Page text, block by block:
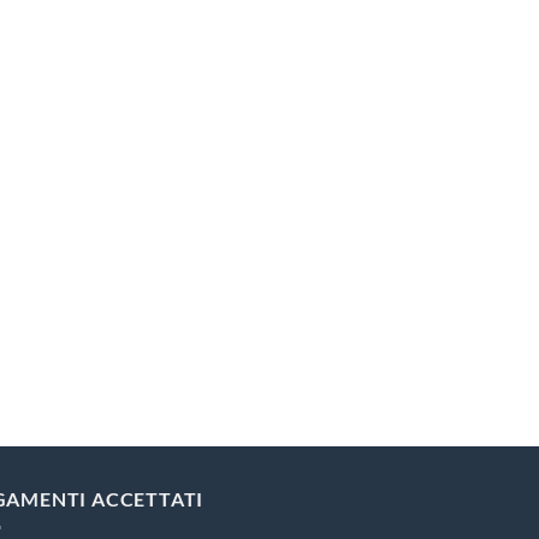
ACCETTATI